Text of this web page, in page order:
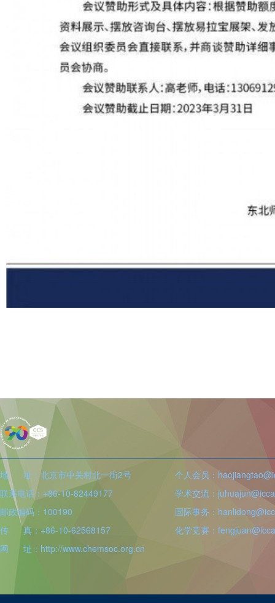
地 址：北京市中关村北一街2号
联系电话：+86-10-82449177
邮政编码：100190
传 真：+86-10-62568157
网 址：http://www.chemsoc.org.cn
个人会员：
学术交流：
国际事务：
化学竞赛：